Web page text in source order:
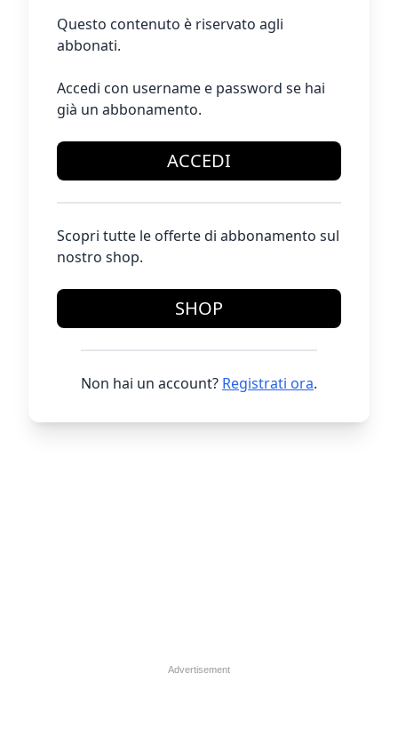
Questo contenuto è riservato agli
abbonati.
Accedi con username e password se hai
già un abbonamento.
ACCEDI
Scopri tutte le offerte di abbonamento sul
nostro shop.
SHOP
Non hai un account? Registrati ora.